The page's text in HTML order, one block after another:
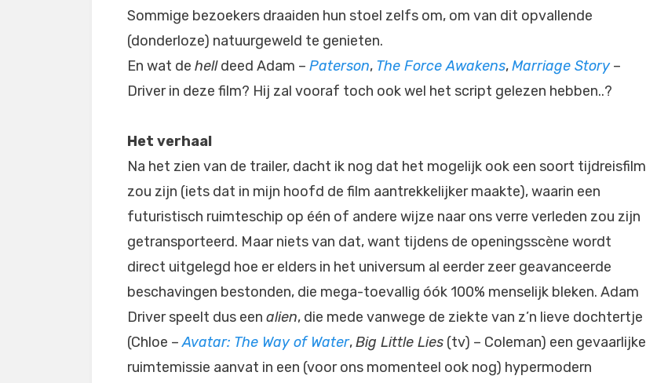
Sommige bezoekers draaiden hun stoel zelfs om, om van dit opvallende
(donderloze) natuurgeweld te genieten.
En wat de helldeed Adam – Paterson, The Force Awakens,Marriage Story–
Driver in deze film? Hij zal vooraf toch ook wel het script gelezen hebben..?
Het verhaal
Na het zien van de trailer, dacht ik nog dat het mogelijk ook een soort tijdreisfilm
zou zijn (iets dat in mijn hoofd de film aantrekkelijker maakte), waarin een
futuristisch ruimteschip op één of andere wijze naar ons verre verleden zou zijn
getransporteerd. Maar niets van dat, want tijdens de openingsscène wordt
direct uitgelegd hoe er elders in het universum al eerder zeer geavanceerde
beschavingen bestonden, die mega-toevallig óók 100% menselijk bleken. Adam
Driver speelt dus een alien, die mede vanwege de ziekte van z’n lieve dochtertje
(Chloe –Avatar: The Way of Water,Big Little Lies (tv) – Coleman) een gevaarlijke
ruimtemissie aanvat in een (voor ons momenteel ook nog) hypermodern